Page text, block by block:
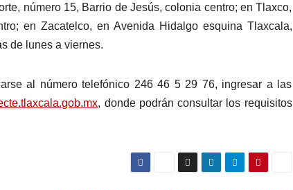
número 15, Barrio de Jesús, colonia centro; en Tlaxco,
en Zacatelco, en Avenida Hidalgo esquina Tlaxcala,
de lunes a viernes.
al número telefónico 246 46 5 29 76, ingresar a las
, donde podrán consultar los requisitos